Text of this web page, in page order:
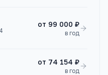
от 99 000 ₽
в год
от 74 154 ₽
в год